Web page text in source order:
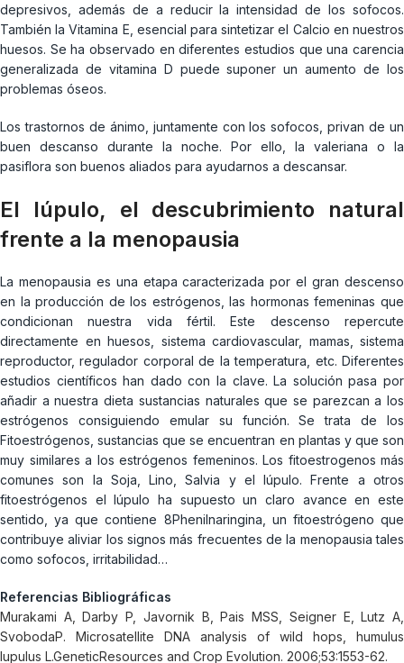
depresivos, además de a reducir la intensidad de los sofocos.
También la Vitamina E, esencial para sintetizar el Calcio en nuestros
huesos. Se ha observado en diferentes estudios que una carencia
generalizada de vitamina D puede suponer un aumento de los
problemas óseos.
Los trastornos de ánimo, juntamente con los sofocos, privan de un
buen descanso durante la noche. Por ello, la valeriana o la
pasiflora son buenos aliados para ayudarnos a descansar.
El lúpulo, el descubrimiento natural
frente a la menopausia
La menopausia es una etapa caracterizada por el gran descenso
en la producción de los estrógenos, las hormonas femeninas que
condicionan nuestra vida fértil. Este descenso repercute
directamente en huesos, sistema cardiovascular, mamas, sistema
reproductor, regulador corporal de la temperatura, etc. Diferentes
estudios científicos han dado con la clave. La solución pasa por
añadir a nuestra dieta sustancias naturales que se parezcan a los
estrógenos consiguiendo emular su función. Se trata de los
Fitoestrógenos, sustancias que se encuentran en plantas y que son
muy similares a los estrógenos femeninos. Los fitoestrogenos más
comunes son la Soja, Lino, Salvia y el lúpulo. Frente a otros
fitoestrógenos el lúpulo ha supuesto un claro avance en este
sentido, ya que contiene 8Phenilnaringina, un fitoestrógeno que
contribuye aliviar los signos más frecuentes de la menopausia tales
como sofocos, irritabilidad…
Referencias Bibliográficas
Murakami A, Darby P, Javornik B, Pais MSS, Seigner E, Lutz A,
SvobodaP. Microsatellite DNA analysis of wild hops, humulus
lupulus L.GeneticResources and Crop Evolution. 2006;53:1553-62.